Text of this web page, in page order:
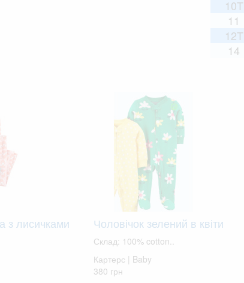
10T
11
12T
14
з лисичками Чоловічок зелений в квіти
Склад: 100% cotton..
Картерс | Baby
380 грн